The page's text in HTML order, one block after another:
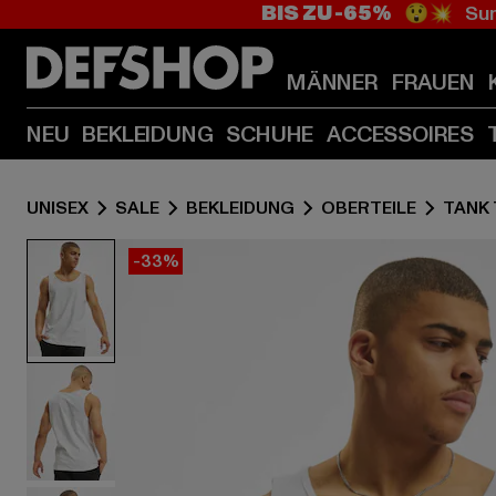
BIS ZU -65% 😲💥
MÄNNER FRAUEN
NEU BEKLEIDUNG SCHUHE ACCESSOIRES
UNISEX SALE BEKLEIDUNG OBERTEILE TANK
-33%